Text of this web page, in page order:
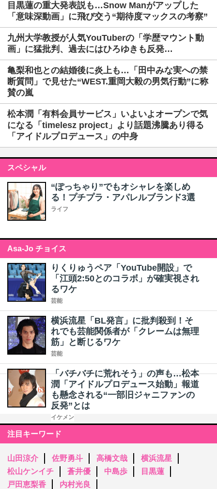
目黒蓮の重大発表説も…Snow Manがアップした
「意味深動画」に飛び交う“期待度マックスの考察”
九州大学教授が人気YouTuberの「学歴マウント動
画」に猛批判、過去にはひろゆきも反発…
亀梨和也との結婚後に炎上も…「田中みな実への禁
断質問」で見せた“WEST.重岡大毅の男気行動”に称
賛の嵐
松本潤「有料会員サービス」いよいよオープンで気
になる「timelesz project」より話題沸騰あり得る
「アイドルプロデュース」の中身
スペシャル
“ぽっちゃり”でもオシャレを楽しめ
る！プチプラ・アパレルブランド3選
ライフ
Asa-Jo チョイス
りくりゅうペア「YouTube開設」で
「江頭2:50とのコラボ」が確実視され
るワケ
芸能
横浜流星「BL発言」に批判殺到！そ
れでも芸能関係者が「クレームは無理
筋」と断じるワケ
芸能
「バチバチに荒れそう」の声も…松本
潤「アイドルプロデュース始動」報道
も懸念される“一部旧ジャニファンの
反発”とは
イケメン
注目キーワード
山田涼介 佐野勇斗 高橋文哉
横浜流星
松山ケンイチ
蒼井優 中島歩
目黒蓮
戸田恵梨香
内村光良